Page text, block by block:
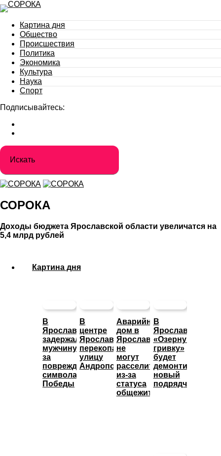
Картина дня
Общество
Происшествия
Политика
Экономика
Культура
Наука
Спорт
Подписывайтесь:
СОРОКА
Доходы бюджета Ярославской области увеличатся на
5,4 млрд рублей
Картина дня
В
Ярославле
задержали
мужчину
за
повреждение
символа
Победы
В
центре
Ярославля
перекопали
улицу
Андропова
Аварийный
дом в
Ярославле
не
могут
расселить
из-за
статуса
общежития
В
Ярославле
«Озерную
гривку»
будет
демонтировать
новый
подрядчик